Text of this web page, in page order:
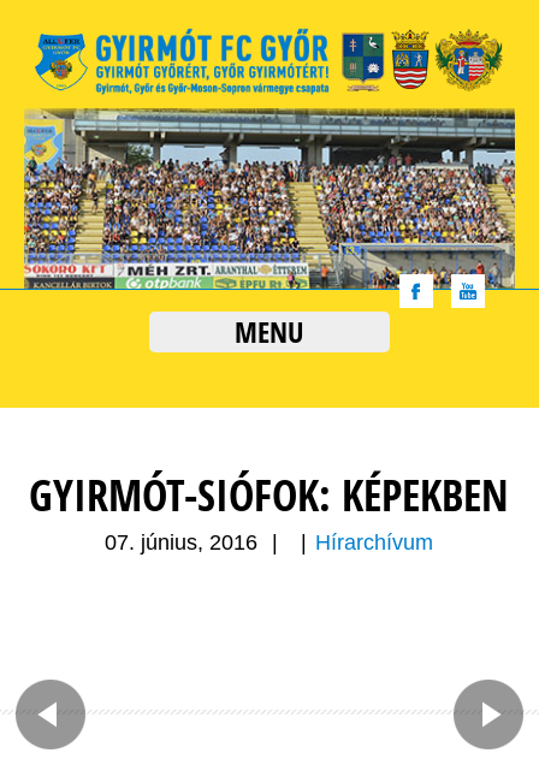
MENU
GYIRMÓT-SIÓFOK: KÉPEKBEN
07. június, 2016 Hírarchívum